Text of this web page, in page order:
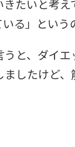
たいと考
る」という
と、ダイ
したけど